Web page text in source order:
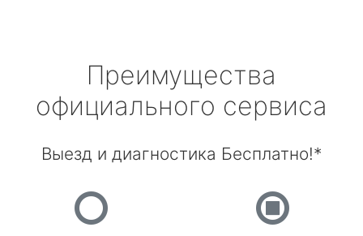
Преимущества
официального сервиса
Выезд и диагностика Бесплатно!*